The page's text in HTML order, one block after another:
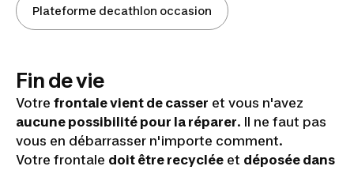
Plateforme decathlon occasion
Fin de vie
Votre frontale vient de casser et vous n'avez
aucune possibilité pour la réparer. Il ne faut pas
vous en débarrasser n'importe comment.
Votre frontale doit être recyclée et déposée dans